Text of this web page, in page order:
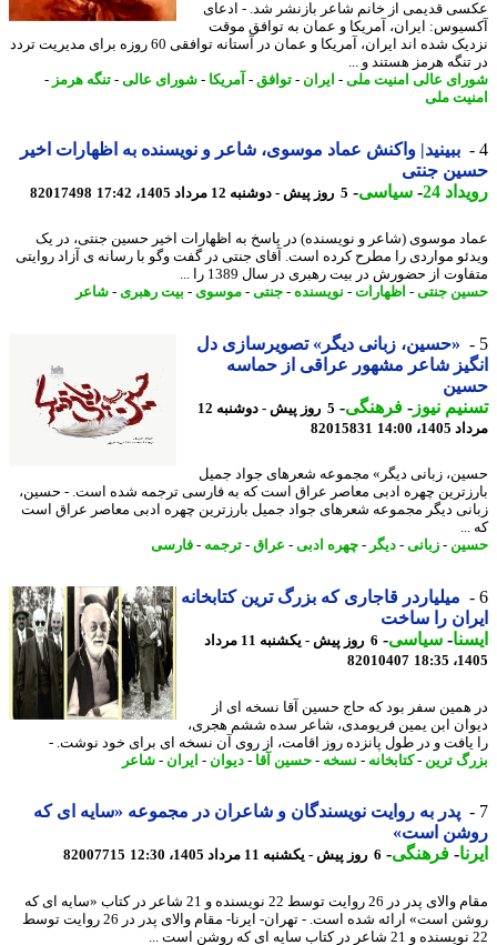
قدیمی از خانم شاعر بازنشر شد. - ادعای
ایران، آمریکا و عمان به توافق موقت
نزدیک شده اند ایران، آمریکا و عمان در آستانه توافقی 60 روزه برای مدیریت تردد
هرمز هستند و ...
عالی امنیت ملی -ایران - توافق-آمریکا- شورای عالی-تنگه هرمز-
ملی
ببینید| واکنش عماد موسوی، شاعر و نویسنده به اظهارات اخیر
جنتی
24
-سیاسی-5 روز پیش - دوشنبه 12 مرداد 1405، 17:42 82017498
موسوی (شاعر و نویسنده) در پاسخ به اظهارات اخیر حسین جنتی، در یک
مواردی را مطرح کرده است. آقای جنتی در گفت وگو با رسانه ی آزاد روایتی
از حضورش در بیت رهبری در سال 1389 را ...
جنتی-اظهارات- نویسنده-جنتی-موسوی-بیت رهبری- شاعر
«حسین، زبانی دیگر» تصویرسازی دل
شاعر مشهور عراقی از حماسه
نیوز-فرهنگی-
5 روز پیش - دوشنبه 12
14:00
82015831
زبانی دیگر» مجموعه شعرهای جواد جمیل
چهره ادبی معاصر عراق است که به فارسی ترجمه شده است. - حسین،
دیگر مجموعه شعرهای جواد جمیل بارزترین چهره ادبی معاصر عراق است
-زبانی -دیگر -چهره ادبی -عراق- ترجمه -فارسی
میلیاردر قاجاری که بزرگ ترین کتابخانه
را ساخت
-سیاسی-
6 روز پیش - یکشنبه 11 مرداد
82010407
سفر بود که حاج حسین آقا نسخه ای از
ابن یمین فریومدی، شاعر سده ششم هجری،
و در طول پانزده روز اقامت، از روی آن نسخه ای برای خود نوشت. -
ترین- کتابخانه-نسخه-حسین آقا- دیوان- ایران - شاعر
پدر به روایت نویسندگان و شاعران در مجموعه «سایه ای که
است»
-فرهنگی-6 روز پیش - یکشنبه 11 مرداد 1405، 12:30 82007715
مقام والای پدر در 26 روایت توسط 22 نویسنده و 21 شاعر در کتاب «سایه ای که
روشن است» ارائه شده است. - تهران- ایرنا- مقام والای پدر در 26 روایت توسط